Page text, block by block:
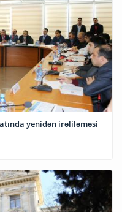
yenidən irəliləməsi